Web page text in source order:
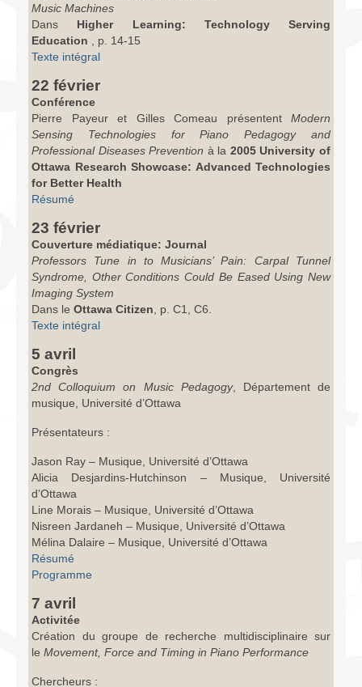
Music Machines
Dans Higher Learning: Technology Serving
Education , p. 14-15
Texte intégral
22 février
Conférence
Pierre Payeur et Gilles Comeau présentent Modern
Sensing Technologies for Piano Pedagogy and
Professional Diseases Prevention à la 2005 University of
Ottawa Research Showcase: Advanced Technologies
for Better Health
Résumé
23 février
Couverture médiatique: Journal
Professors Tune in to Musicians’ Pain: Carpal Tunnel
Syndrome, Other Conditions Could Be Eased Using New
Imaging System
Dans le Ottawa Citizen, p. C1, C6.
Texte intégral
5 avril
Congrès
2nd Colloquium on Music Pedagogy, Département de
musique, Université d’Ottawa
Présentateurs :
Jason Ray – Musique, Université d’Ottawa
Alicia Desjardins-Hutchinson – Musique, Université
d’Ottawa
Line Morais – Musique, Université d’Ottawa
Nisreen Jardaneh – Musique, Université d’Ottawa
Mélina Dalaire – Musique, Université d’Ottawa
Résumé
Programme
7 avril
Activitée
Création du groupe de recherche multidisciplinaire sur
le Movement, Force and Timing in Piano Performance
Chercheurs :